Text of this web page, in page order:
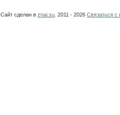
Сайт сделан в znai.su . 2011 - 2026 Связаться с